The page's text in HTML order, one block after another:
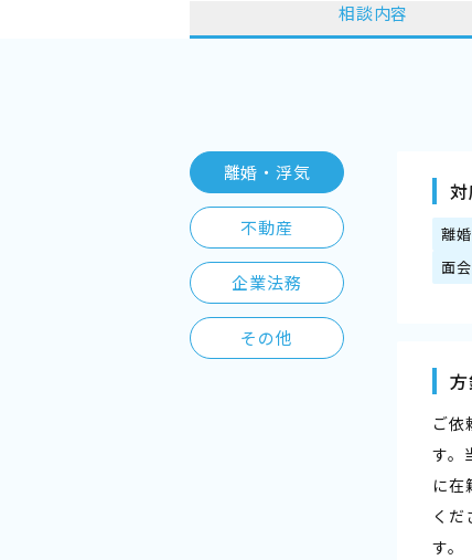
相談内容
離婚・浮気
不動産
企業法務
その他
離
面
ご依
す。
に在
く
す。